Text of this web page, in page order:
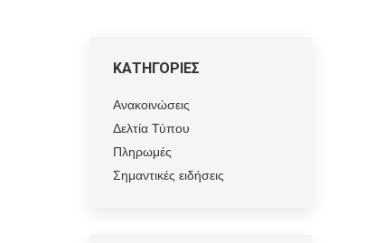
ΚΑΤΗΓΟΡΙΕΣ
Ανακοινώσεις
Δελτία Τύπου
Πληρωμές
Σημαντικές ειδήσεις